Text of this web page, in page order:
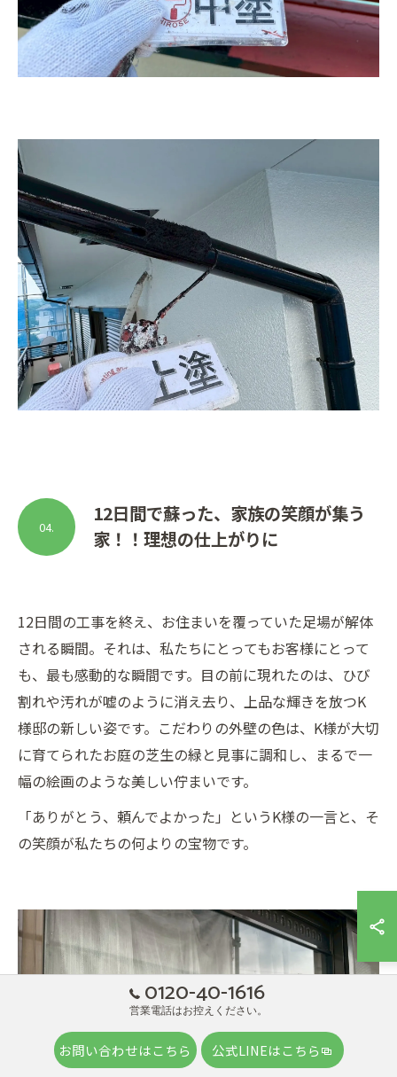
12日間で蘇った、家族の笑顔が集う
家！！理想の仕上がりに
04.
12日間の工事を終え、お住まいを覆っていた足場が解体
される瞬間。それは、私たちにとってもお客様にとって
も、最も感動的な瞬間です。目の前に現れたのは、ひび
割れや汚れが嘘のように消え去り、上品な輝きを放つK
様邸の新しい姿です。こだわりの外壁の色は、K様が大切
に育てられたお庭の芝生の緑と見事に調和し、まるで一
幅の絵画のような美しい佇まいです。
「ありがとう、頼んでよかった」というK様の一言と、そ
の笑顔が私たちの何よりの宝物です。
0120-40-1616
営業電話はお控えください。
お問い合わせはこちら 公式LINEはこちら